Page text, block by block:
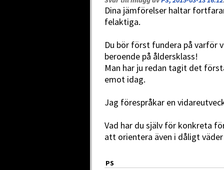
Dina jämförelser haltar
felaktiga.
Du bör först fundera på varför
beroende på åldersklass!
Man har ju redan tagit det
emot idag.
Jag förespråkar en
Vad har du själv för konkreta
att orientera även i dåligt
PS